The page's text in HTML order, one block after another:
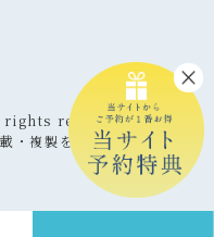
rights reserved.
・複製を固く禁じます。